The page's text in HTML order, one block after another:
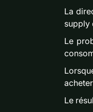
La
supply
Le
Le